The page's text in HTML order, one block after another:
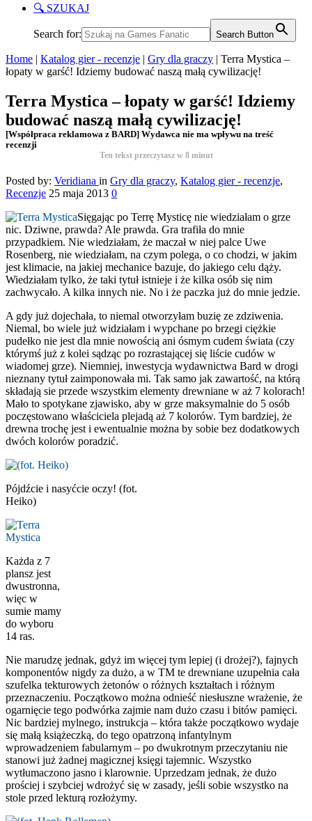
🔍 SZUKAJ
Search for: Search Button
Home | Katalog gier - recenzje | Gry dla graczy | Terra Mystica –
łopaty w garść! Idziemy budować naszą małą cywilizację!
Terra Mystica – łopaty w garść! Idziemy
budować naszą małą cywilizację!
[Współpraca reklamowa z BARD] Wydawca nie ma wpływu na treść
recenzji
Ten tekst przeczytasz w 8 minut
Posted by: Veridiana in Gry dla graczy, Katalog gier - recenzje,
Recenzje 25 maja 2013 0
Sięgając po Terrę Mysticę nie wiedziałam o grze
nic. Dziwne, prawda? Ale prawda. Gra trafiła do mnie
przypadkiem. Nie wiedziałam, że maczał w niej palce Uwe
Rosenberg, nie wiedziałam, na czym polega, o co chodzi, w jakim
jest klimacie, na jakiej mechanice bazuje, do jakiego celu dąży.
Wiedziałam tylko, że taki tytuł istnieje i że kilka osób się nim
zachwycało. A kilka innych nie. No i że paczka już do mnie jedzie.
A gdy już dojechała, to niemal otworzyłam buzię ze zdziwenia.
Niemal, bo wiele już widziałam i wypchane po brzegi ciężkie
pudełko nie jest dla mnie nowością ani ósmym cudem świata (czy
którymś już z kolei sądząc po rozrastającej się liście cudów w
wiadomej grze). Niemniej, inwestycja wydawnictwa Bard w drogi
nieznany tytuł zaimponowała mi. Tak samo jak zawartość, na którą
składają sie przede wszystkim elementy drewniane w aż 7 kolorach!
Mało to spotykane zjawisko, aby w grze maksymalnie do 5 osób
poczęstowano właściciela plejadą aż 7 kolorów. Tym bardziej, że
drewna trochę jest i ewentualnie można by sobie bez dodatkowych
dwóch kolorów poradzić.
Pójdźcie i nasyćcie oczy! (fot.
Heiko)
Każda z 7
plansz jest
dwustronna,
więc w
sumie mamy
do wyboru
14 ras.
Nie marudzę jednak, gdyż im więcej tym lepiej (i drożej?), fajnych
komponentów nigdy za dużo, a w TM te drewniane uzupełnia cała
szufelka tekturowych żetonów o różnych kształtach i różnym
przeznaczeniu. Początkowo można odnieść niesłuszne wrażenie, że
ogarnięcie tego podwórka zajmie nam dużo czasu i bitów pamięci.
Nic bardziej mylnego, instrukcja – która także początkowo wydaje
się małą książeczką, do tego opatrzoną infantylnym
wprowadzeniem fabularnym – po dwukrotnym przeczytaniu nie
stanowi już żadnej magicznej księgi tajemnic. Wszystko
wytłumaczono jasno i klarownie. Uprzedzam jednak, że dużo
prościej i szybciej wdrożyć się w zasady, jeśli sobie wszystko na
stole przed lekturą rozłożymy.